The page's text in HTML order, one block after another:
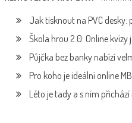
Jak tisknout na PVC
Škola hrou 2.0: Online
Půjčka bez banky nabízí
Pro koho je ideální online
Léto je tady a s ním